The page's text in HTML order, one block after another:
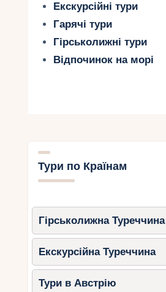
Екскурсійні тури
Гарячі тури
Гірськолижні тури
Відпочинок на морі
Тури по Країнам
Гірськолижна Туреччина
Екскурсійна Туреччина
Тури в Австрію